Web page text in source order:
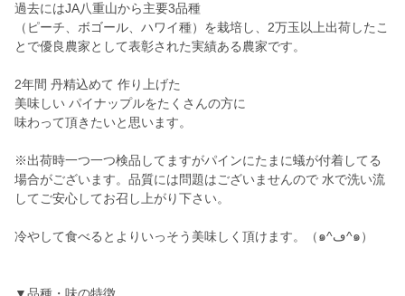
過去にはJA八重山から主要3品種
（ピーチ、ボゴール、ハワイ種）を栽培し、2万玉以上出荷したこ
とで優良農家として表彰された実績ある農家です。
2年間 丹精込めて 作り上げた
美味しい パイナップルをたくさんの方に
味わって頂きたいと思います。
※出荷時一つ一つ検品してますがパインにたまに蟻が付着してる
場合がございます。品質には問題はございませんので 水で洗い流
してご安心してお召し上がり下さい。
冷やして食べるとよりいっそう美味しく頂けます。（๑^ڡ^๑）